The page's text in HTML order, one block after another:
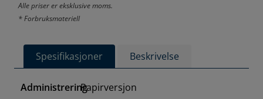
Alle priser er eksklusive moms.
* Forbruksmateriell
Spesifikasjoner Beskrivelse
AdministreringPapirversjon